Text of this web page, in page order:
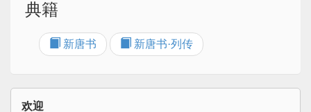
典籍
新唐书 新唐书·列传
欢迎